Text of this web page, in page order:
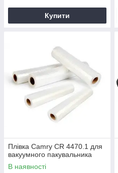
Купити
Плівка Camry CR 4470.1 для
вакуумного пакувальника
В наявності